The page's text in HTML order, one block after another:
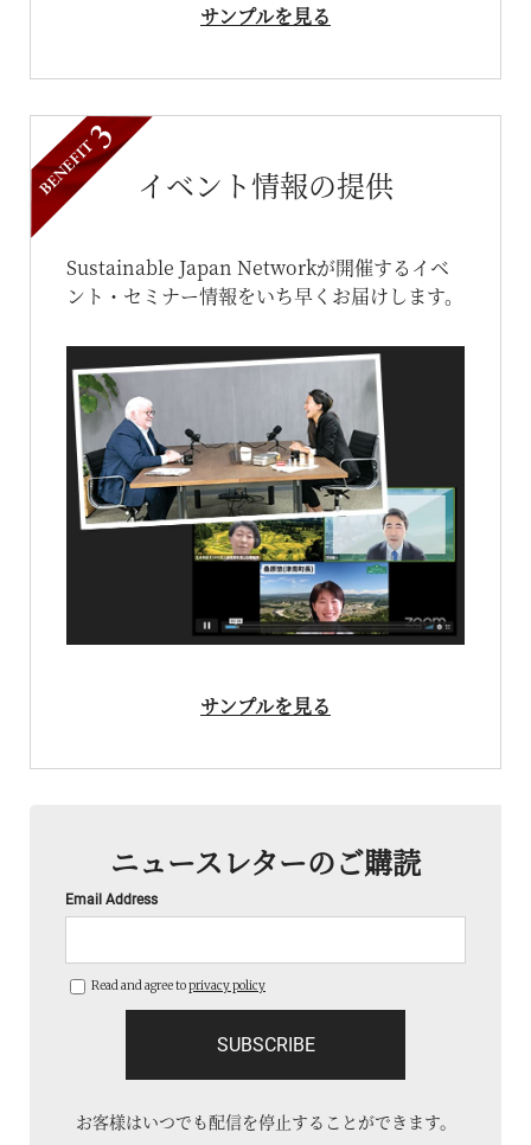
サンプルを見る
イベント情報の提供
Sustainable Japan Networkが開催するイベ
ント・セミナー情報をいち早くお届けします。
サンプルを見る
ニュースレターのご購読
Email Address
Read and agree toprivacy policy
お客様はいつでも配信を停止することができます。